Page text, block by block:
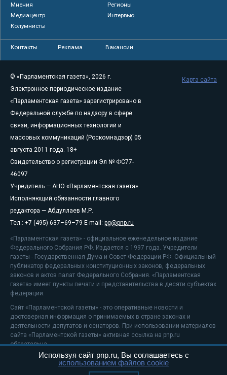
Мнения
Регионы
Медиацентр
Интервью
Колумнисты
Контакты Реклама Вакансии
© «Парламентская газета», 2026 г.
Электронное периодическое издание
«Парламентская газета» зарегистрировано в
Федеральной службе по надзору в сфере
связи, информационных технологий и
массовых коммуникаций (Роскомнадзор) 05
августа 2011 года. 18+
Свидетельство о регистрации Эл № ФС77-
46097
Учредитель — АНО «Парламентская газета»
Исполняющий обязанности главного
редактора — Абдуллаев М.Р.
Тел.: +7 (495) 637–69–79 E-mail: pg@pnp.ru
«Парламентская газета» - официальное еженедельное издание
Федерального Собрания РФ. Издается с 1997 года. Учредители
газеты - Государственная Дума и Совет Федерации РФ. Официальный
публикатор федеральных конституционных законов, федеральных
законов и актов палат Федерального Собрания. «Парламентская
газета» имеет пункты печати и представительства в десяти субъектах
федерации.
Сайт «Парламентской газеты» - это оперативные новости и
достоверная информация о принимаемых в стране законах и
деятельности депутатов и сенаторов. При использовании материалов
сайта «Парламентской газеты» активная ссылка на pnp.ru
обязательна.
На информационном ресурсе применяютсярекомендательные
Карта сайта
Используя сайт pnp.ru, Вы соглашаетесь с
использованием файлов cookie